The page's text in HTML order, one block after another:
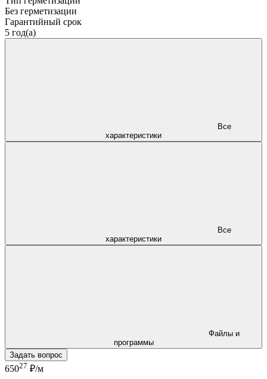
Без герметизации
Гарантийный срок
5 год(а)
характеристики
характеристики
программы
Задать вопрос
65027 ₽/м